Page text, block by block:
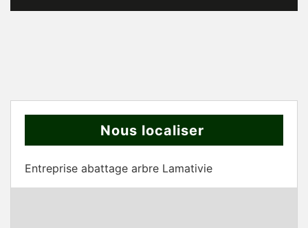
Nous localiser
Entreprise abattage arbre Lamativie